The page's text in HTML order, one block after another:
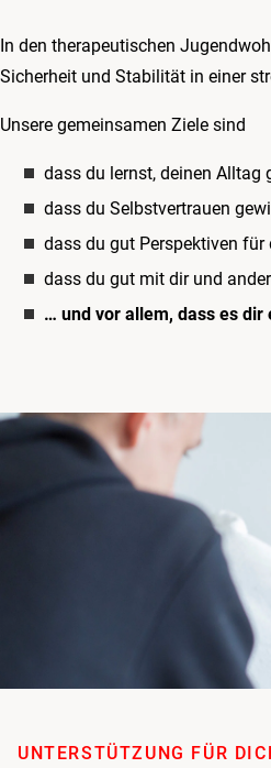
In den therapeutischen
Sicherheit und Stabilität in einer
Unsere gemeinsamen Ziele sind
dass du lernst, deinen Alltag
dass du Selbstvertrauen
dass du gut Perspektiven
dass du gut mit dir und
… und vor allem, dass es dir
UNTERSTÜTZUNG FÜR